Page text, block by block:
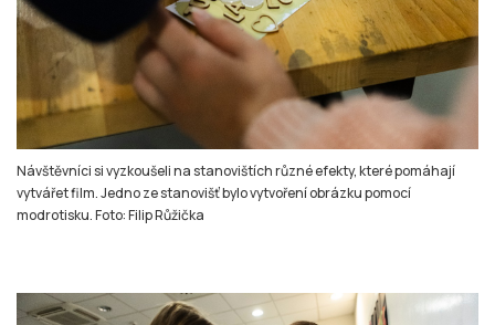
Návštěvníci si vyzkoušeli na stanovištích různé efekty, které pomáhají
vytvářet film. Jedno ze stanovišť bylo vytvoření obrázku pomocí
modrotisku. Foto: Filip Růžička